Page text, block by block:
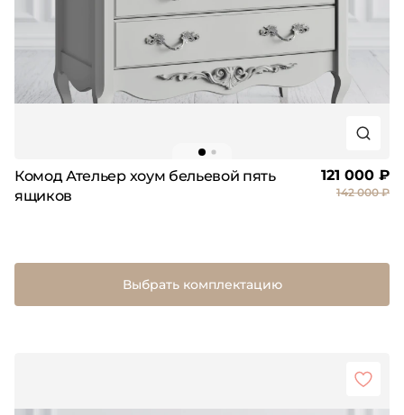
Комод Ательер хоум бельевой пять
ящиков
121 000 ₽
142 000 ₽
Выбрать комплектацию